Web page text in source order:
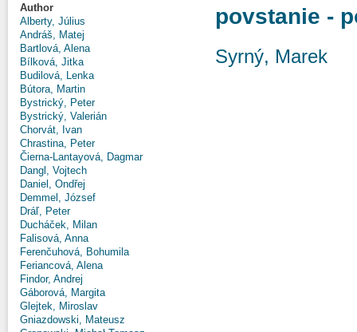
Author
Alberty, Július
Andráš, Matej
Bartlová, Alena
Bílková, Jitka
Budilová, Lenka
Bútora, Martin
Bystrický, Peter
Bystrický, Valerián
Chorvát, Ivan
Chrastina, Peter
Čierna-Lantayová, Dagmar
Dangl, Vojtech
Daniel, Ondřej
Demmel, József
Dráľ, Peter
Ducháček, Milan
Falisová, Anna
Ferenčuhová, Bohumila
Feriancová, Alena
Findor, Andrej
Gáborová, Margita
Glejtek, Miroslav
Gniazdowski, Mateusz
povstanie -
Syrný, Marek